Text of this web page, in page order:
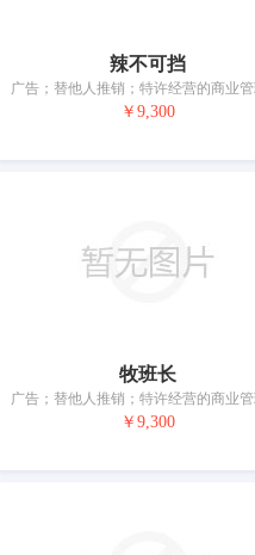
辣不可挡
￥9,300
牧班长
￥9,300